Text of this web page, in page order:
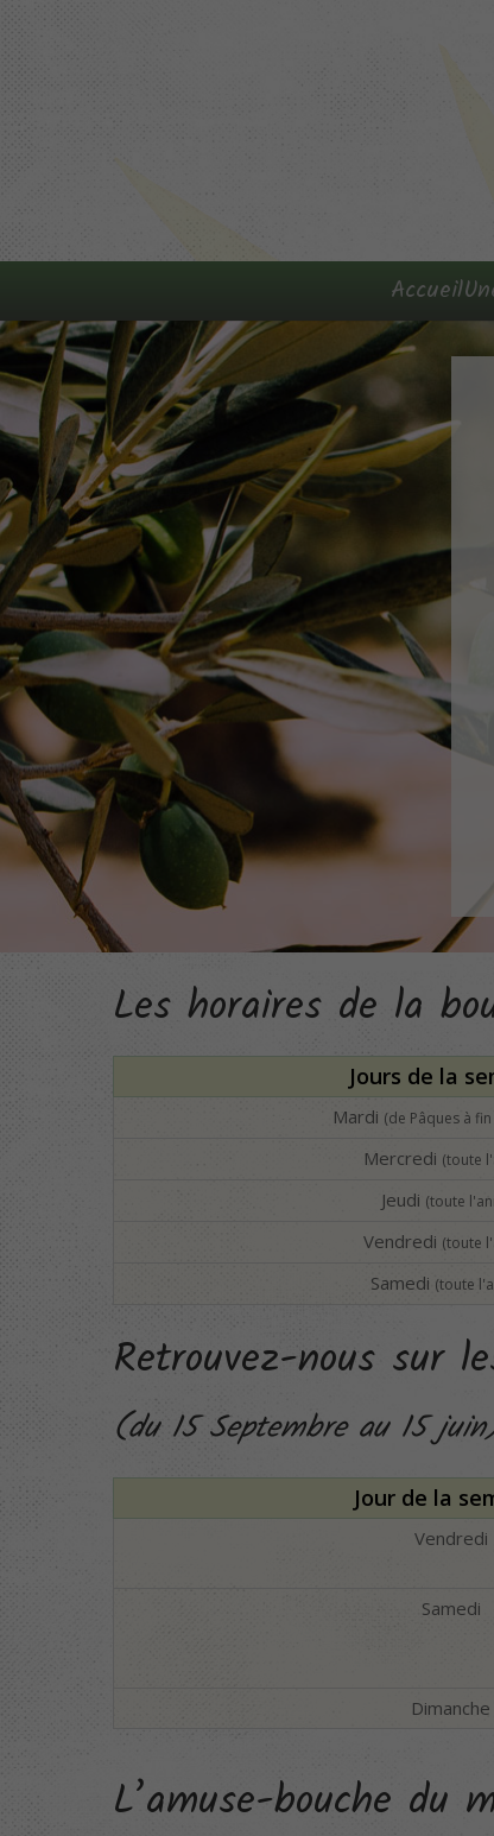
Accueil
Les horaires de la
Jours de la
Mardi (de Pâques à
Mercredi (toute
Jeudi (toute
Vendredi (toute
Samedi (toute
Retrouvez-nous sur
(du 15 Septembre au 15
Jour de la
Vendredi
Samedi
Dimanche
L’amuse-bouche du